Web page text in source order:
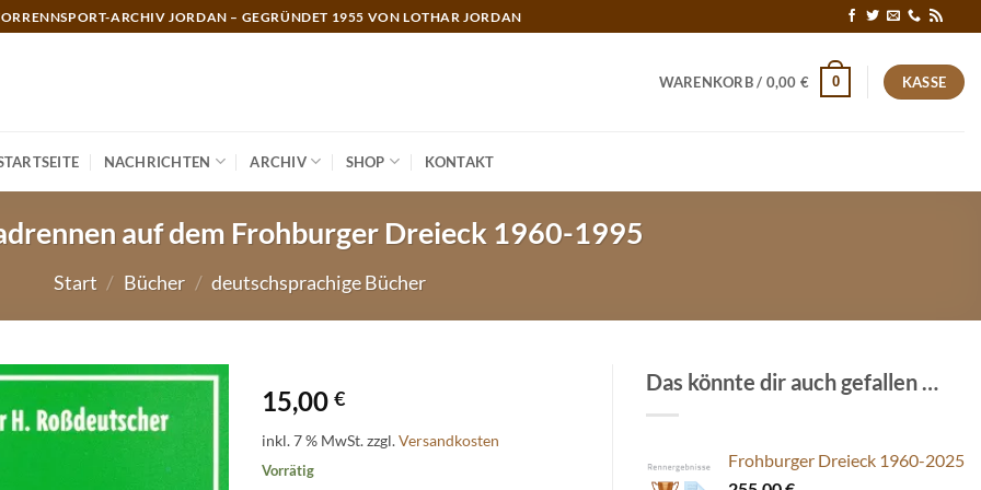
ARCHIV JORDAN – GEGRÜNDET 1955 VON LOTHAR JORDAN
WARENKORB / 0,00 € 0 KASSE
NACHRICHTEN ARCHIV SHOP KONTAKT
auf dem Frohburger Dreieck 1960-1995
Start / Bücher / deutschsprachige Bücher
15,00 €
inkl. 7 % MwSt.zzgl.Versandkosten
Vorrätig
Das könnte dir auch gefallen …
Frohburger Dreieck 1960-2025